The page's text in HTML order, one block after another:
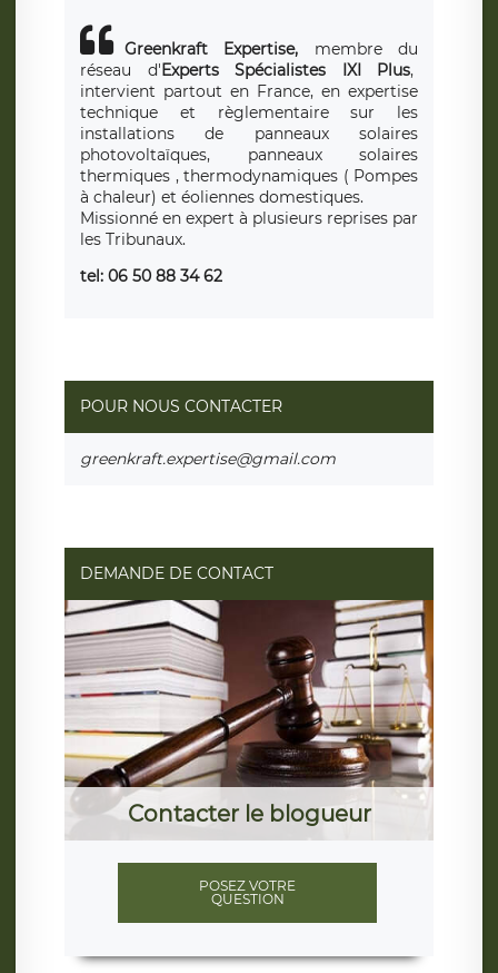
Greenkraft Expertise, membre du
réseau d'Experts Spécialistes IXI Plus,
intervient partout en France, en expertise
technique et règlementaire sur les
installations de panneaux solaires
photovoltaïques, panneaux solaires
thermiques , thermodynamiques ( Pompes
à chaleur) et éoliennes domestiques.
Missionné en expert à plusieurs reprises par
les Tribunaux.
tel: 06 50 88 34 62
POUR NOUS CONTACTER
greenkraft.expertise@gmail.com
DEMANDE DE CONTACT
Contacter le blogueur
POSEZ VOTRE
QUESTION